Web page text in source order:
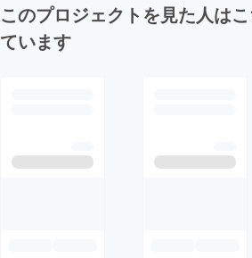
このプロジェクトを見た人は
ています